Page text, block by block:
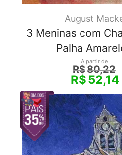
August
3 Meninas com
Palha
A partir de
R$80,22
R$52,14